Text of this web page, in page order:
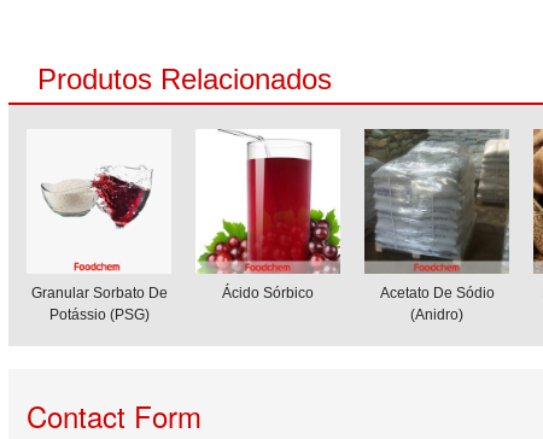
Produtos Relacionados
Granular Sorbato De
Potássio (PSG)
Ácido Sórbico
Acetato De Sódio
(anidro)